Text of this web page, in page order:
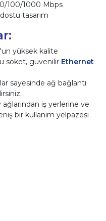
100/1000 Mbps
tasarım
yüksek kalite
soket, güvenilir Ethernet
sayesinde ağ bağlantı
ağlarından iş yerlerine ve
bir kullanım yelpazesi